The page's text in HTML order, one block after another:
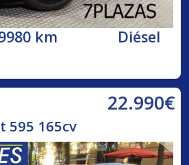
km Diésel
22.990€
595 165cv